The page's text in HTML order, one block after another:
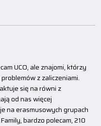
UCO, ale znajomi, którzy
z zaliczeniami.
się na równi z
od nas więcej
na erasmusowych grupach
bardzo polecam, 210